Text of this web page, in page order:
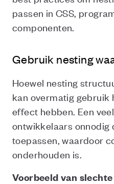
passen in CSS,
componenten.
Gebruik nesting
Hoewel nesting
kan overmatig gebruik
effect hebben. Een
ontwikkelaars onnodig
toepassen, waardoor
onderhouden is.
Voorbeeld van